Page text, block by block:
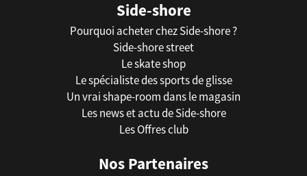
Side-shore
Pourquoi acheter chez Side-shore ?
Side-shore street
Le skate shop
Le spécialiste des sports de glisse
Un vrai shape-room dans le magasin
Les news et actu de Side-shore
Les Offres club
Nos Partenaires